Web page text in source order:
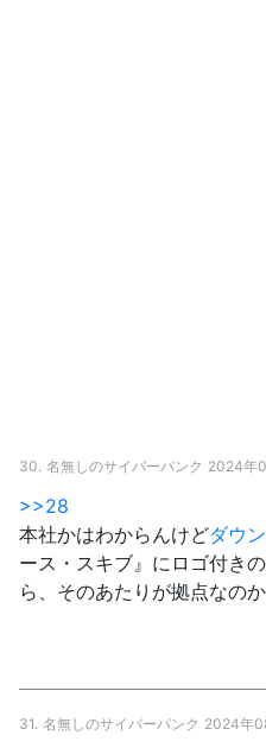
30. 名無しのサイバーパンク 2024年
>>28
本社かはわからんけどダウ
ース・スキブ』にロゴ付き
ら、そのあたりが拠点なの
31. 名無しのサイバーパンク 2024年